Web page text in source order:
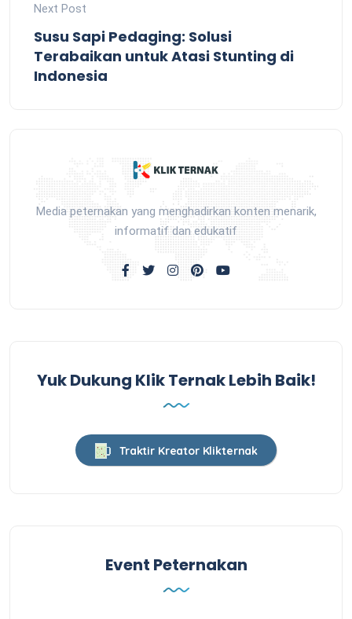
Next Post
Susu Sapi Pedaging: Solusi
Terabaikan untuk Atasi Stunting di
Indonesia
Media peternakan yang menghadirkan konten menarik,
informatif dan edukatif
Yuk Dukung Klik Ternak Lebih Baik!
Traktir Kreator Klikternak
Event Peternakan